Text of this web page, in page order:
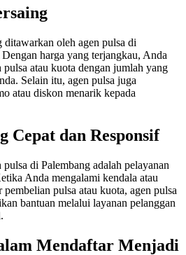
oleh agen pulsa di
harga yang terjangkau, Anda
atau kuota dengan jumlah yang
Selain itu, agen pulsa juga
atau diskon menarik kepada
Cepat dan Responsif
di Palembang adalah pelayanan
Anda mengalami kendala atau
pulsa atau kuota, agen pulsa
bantuan melalui layanan pelanggan
Mendaftar Menjadi